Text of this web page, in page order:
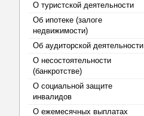
О туристской деятельности
Об ипотеке (залоге
недвижимости)
Об аудиторской деятельности
О несостоятельности
(банкротстве)
О социальной защите
инвалидов
О ежемесячных выплатах